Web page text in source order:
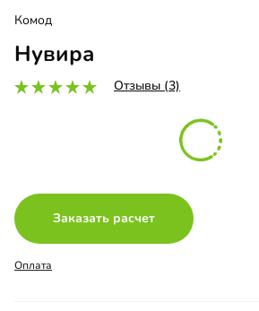
Комод
Нувира
Отзывы (3)
Заказать расчет
Оплата